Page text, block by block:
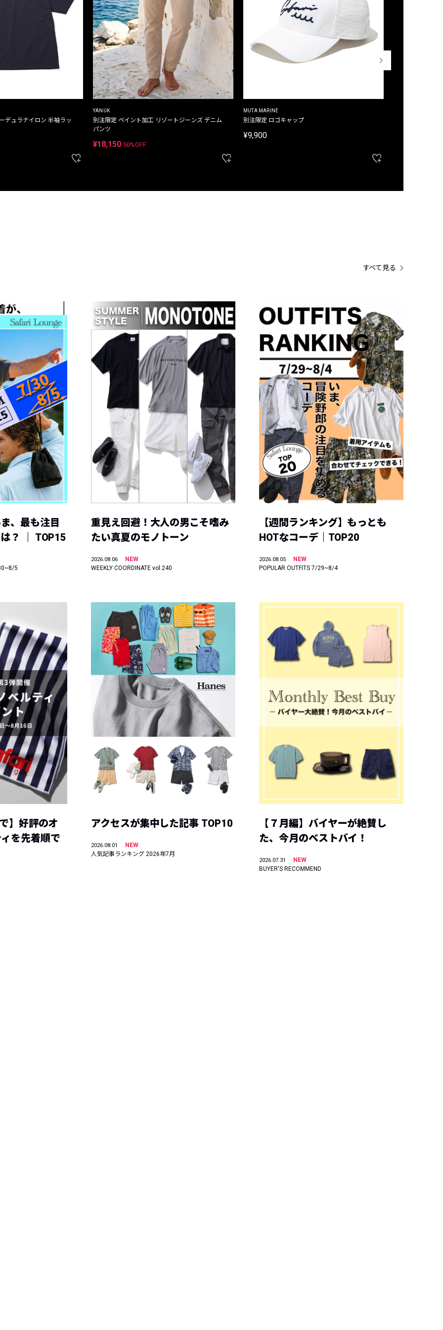
デュラナイロン 半袖ラッ
YANUK
別注限定 ペイント加工 リゾートジーンズ デニム
パンツ
¥18,150 50%OFF
MUTA MARINE
別注限定 ロゴキャップ
¥9,900
すべて見る
、最も注目
？ ｜ TOP15
5
重見え回避！大人の男こそ嗜み
たい真夏のモノトーン
2026.08.06
NEW
WEEKLY COORDINATE vol.240
【週間ランキング】もっとも
HOTなコーデ｜TOP20
2026.08.05
NEW
POPULAR OUTFITS 7/29~8/4
】好評のオ
を先着順で
アクセスが集中した記事 TOP10
2026.08.01
NEW
人気記事ランキング 2026年7月
【７月編】バイヤーが絶賛し
た、今月のベストバイ！
2026.07.31
NEW
BUYER'S RECOMMEND